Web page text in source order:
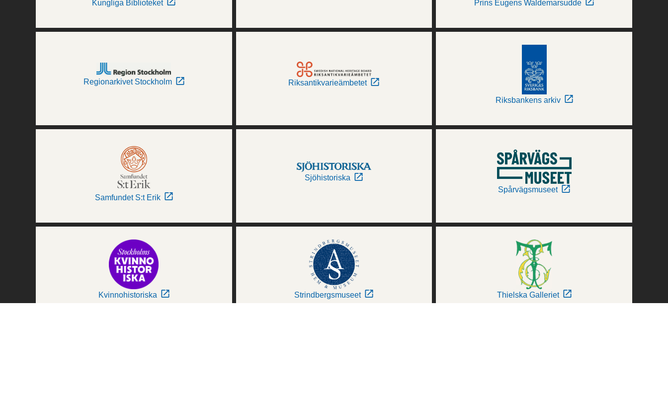
Kungliga Biblioteket
Prins Eugens Waldemarsudde
Regionarkivet Stockholm Riksantikvarieämbetet
Riksbankens arkiv
Samfundet S:t Erik
Sjöhistoriska
Spårvägsmuseet
Kvinnohistoriska Strindbergsmuseet Thielska Galleriet